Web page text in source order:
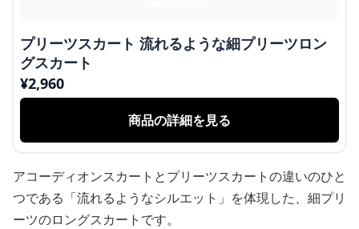
プリーツスカート 流れるような細プリーツロン
グスカート
¥2,960
商品の詳細を見る
アコーディオンスカートとプリーツスカートの違いのひと
つである「流れるようなシルエット」を体現した、細プリ
ーツのロングスカートです。